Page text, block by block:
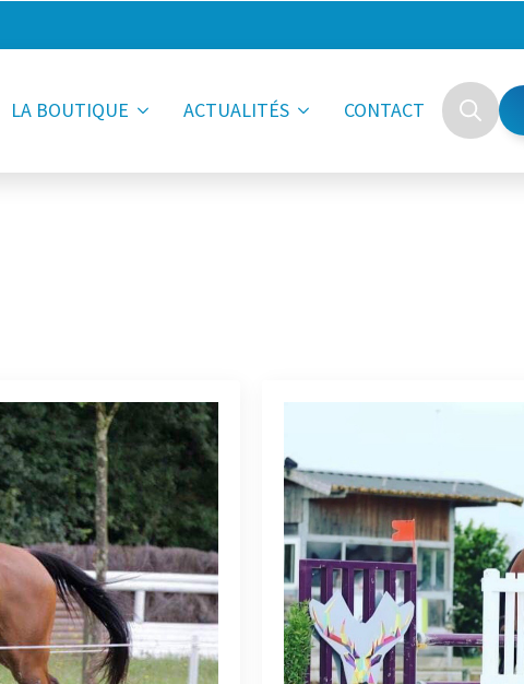
LA BOUTIQUE ACTUALITÉS
CONTACT
for: